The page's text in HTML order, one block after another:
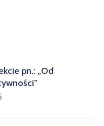
pn.: „Od